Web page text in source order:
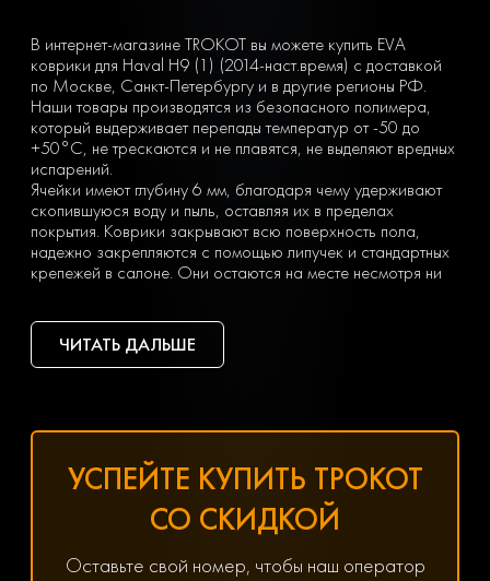
В интернет-магазине TROKOT вы можете купить EVA
коврики для Haval H9 (1) (2014-наст.время) с доставкой
по Москве, Санкт-Петербургу и в другие регионы РФ.
Наши товары производятся из безопасного полимера,
который выдерживает перепады температур от -50 до
+50°С, не трескаются и не плавятся, не выделяют вредных
испарений.
Ячейки имеют глубину 6 мм, благодаря чему удерживают
скопившуюся воду и пыль, оставляя их в пределах
покрытия. Коврики закрывают всю поверхность пола,
надежно закрепляются с помощью липучек и стандартных
крепежей в салоне. Они остаются на месте несмотря ни
достаточно «отбить» его струей воды на автомойке или из
дворового шланга.
коврика под салон с любым дизайном.
Чтобы заказать недорогие ЕВА коврики для Haval H9 (1)
(2014-наст.время), оформите заявку, заполнив онлайн-
Хотите получить помощь в подборе товаров? Наш
специалист всегда на связи! Позвоните по телефону
8(800) 600-89-40, 8(495) 445-55-08 или напишите в
ЧИТАТЬ ДАЛЬШЕ
УСПЕЙТЕ КУПИТЬ ТРОКОТ
СО СКИДКОЙ
Оставьте свой номер, чтобы наш оператор